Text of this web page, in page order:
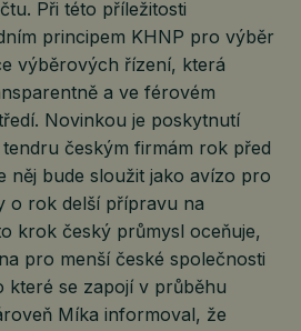
Při této příležitosti
principem KHNP pro výběr
výběrových řízení, která
a ve férovém
Novinkou je poskytnutí
českým firmám rok před
něj bude sloužit jako avízo pro
o rok delší přípravu na
krok český průmysl oceňuje,
pro menší české společnosti
které se zapojí v průběhu
Míka informoval, že